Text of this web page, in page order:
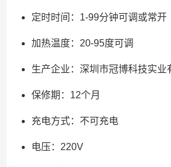
定时时间：1-99分钟可调或常开
加热温度：20-95度可调
生产企业：深圳市冠博科技实业
保修期：12个月
充电方式：不可充电
电压：220V